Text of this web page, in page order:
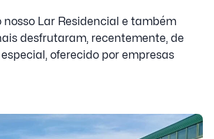
nosso Lar Residencial e também
desfrutaram, recentemente, de
oferecido por empresas